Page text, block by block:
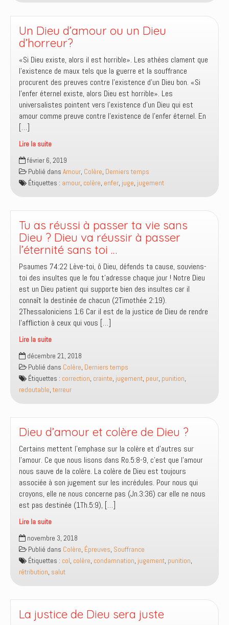
Un Dieu d’amour ou un Dieu
d’horreur?
«Si Dieu existe, alors il est horrible». Les athées clament que
l’existence de maux tels que la guerre et la souffrance
procurent des preuves contre l’existence d’un Dieu bon. «Si
l’enfer éternel existe, alors Dieu est horrible». Les
universalistes pointent vers l’existence d’un Dieu qui est
amour comme preuve contre l’existence de l’enfer éternel. En
[…]
Lire la suite
Un
Dieu
d’amour
ou
Dieu
d’horreur?
février 6, 2019
Publié dans Amour, Colère, Derniers temps
Étiquettes : amour, colère, enfer, juge, jugement
Tu as réussi à passer ta vie sans
Dieu ? Dieu va réussir à passer
l’éternité sans toi …
Psaumes 74:22 Lève-toi, ô Dieu, défends ta cause, souviens-
toi des insultes que le fou t’adresse chaque jour ! Notre Dieu
est un Dieu patient qui supporte bien des insultes car il
connaît la destinée de chacun (2Timothée 2:19).
2Thessaloniciens 1:6 ‭‭Car il est de la justice de Dieu de rendre
l’affliction à ceux qui vous […]
Lire la suite
Tu
as
réussi
à
passer
vie
sans
?
Dieu
va
réussir
à
passer
l’éternité
toi
…
décembre 21, 2018
Publié dans Colère, Derniers temps
Étiquettes : correction, crainte, jugement, peur, punition,
redoutable, terreur
Dieu d’amour et colère de Dieu ?
Certains mettent l’emphase sur la colère et d’autres sur
l’amour. Ce que nous lisons dans Ro.5:8-9, c’est que l’amour
nous sauve de la colère. La colère de Dieu est toujours
associée à son jugement sur les incrédules. Pour nous qui
croyons, elle ne nous concerne pas (Jn.3:36) car elle ne nous
est pas destinée (1Th.5:9), […]
Lire la suite
Dieu
d’amour
et
colère
de
?
novembre 3, 2018
Publié dans Colère, Épreuves, Souffrance
Étiquettes : col, colère, condamnation, jugement, punition,
rétribution, salut
La justice de Dieu sera juste